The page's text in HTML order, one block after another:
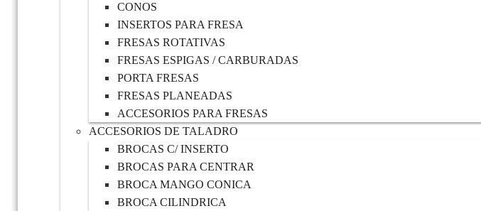
CONOS
INSERTOS PARA FRESA
FRESAS ROTATIVAS
FRESAS ESPIGAS / CARBURADAS
PORTA FRESAS
FRESAS PLANEADAS
ACCESORIOS PARA FRESAS
ACCESORIOS DE TALADRO
BROCAS C/ INSERTO
BROCAS PARA CENTRAR
BROCA MANGO CONICA
BROCA CILINDRICA